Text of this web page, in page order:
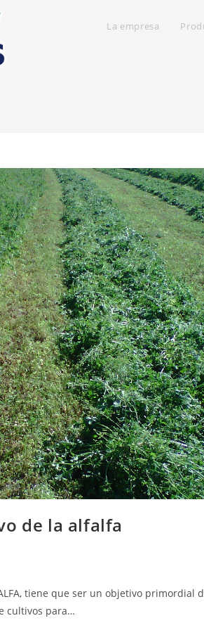
La empresa
de la alfalfa
tiene que ser un objetivo primordial
cultivos para…